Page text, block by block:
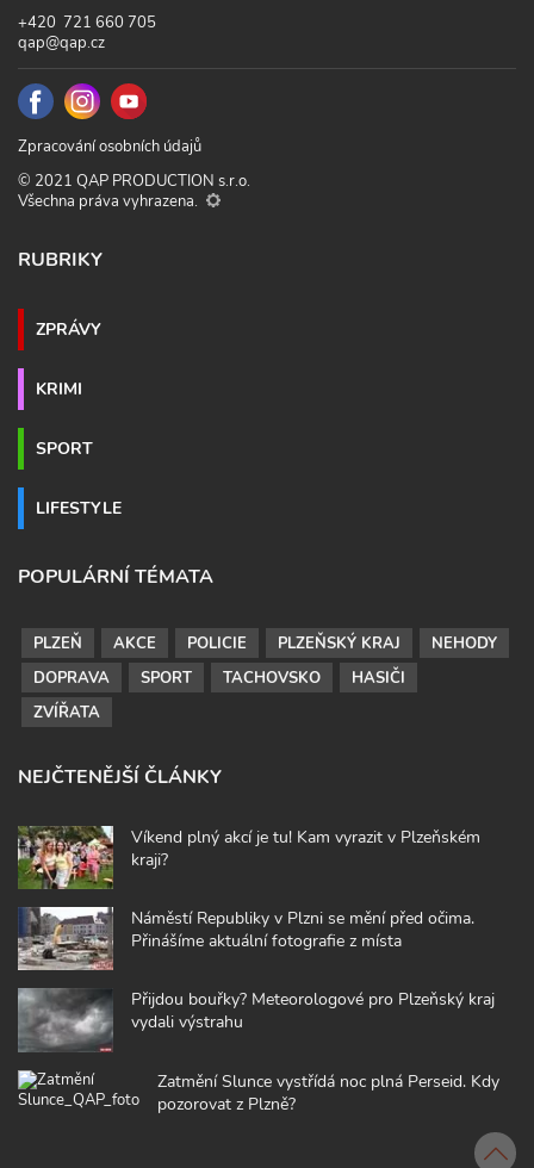
+420 721 660 705
qap@qap.cz
Zpracování osobních údajů
© 2021 QAP PRODUCTION s.r.o.
Všechna práva vyhrazena.
RUBRIKY
ZPRÁVY
KRIMI
SPORT
LIFESTYLE
POPULÁRNÍ TÉMATA
PLZEŇ AKCE POLICIE PLZEŇSKÝ KRAJ
NEHODY
DOPRAVA
SPORT TACHOVSKO
HASIČI
ZVÍŘATA
NEJČTENĚJŠÍ ČLÁNKY
Víkend plný akcí je tu! Kam vyrazit v Plzeňském
kraji?
Náměstí Republiky v Plzni se mění před očima.
Přinášíme aktuální fotografie z místa
Přijdou bouřky? Meteorologové pro Plzeňský kraj
vydali výstrahu
Zatmění Slunce vystřídá noc plná Perseid. Kdy
pozorovat z Plzně?